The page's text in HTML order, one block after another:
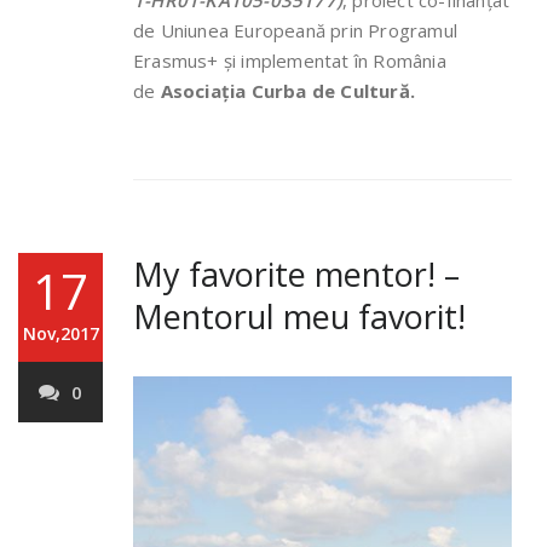
de Uniunea Europeană prin Programul
Erasmus+ și implementat în România
de Asociația Curba de Cultură.
17
Nov,2017
0
My favorite mentor! –
Mentorul meu favorit!